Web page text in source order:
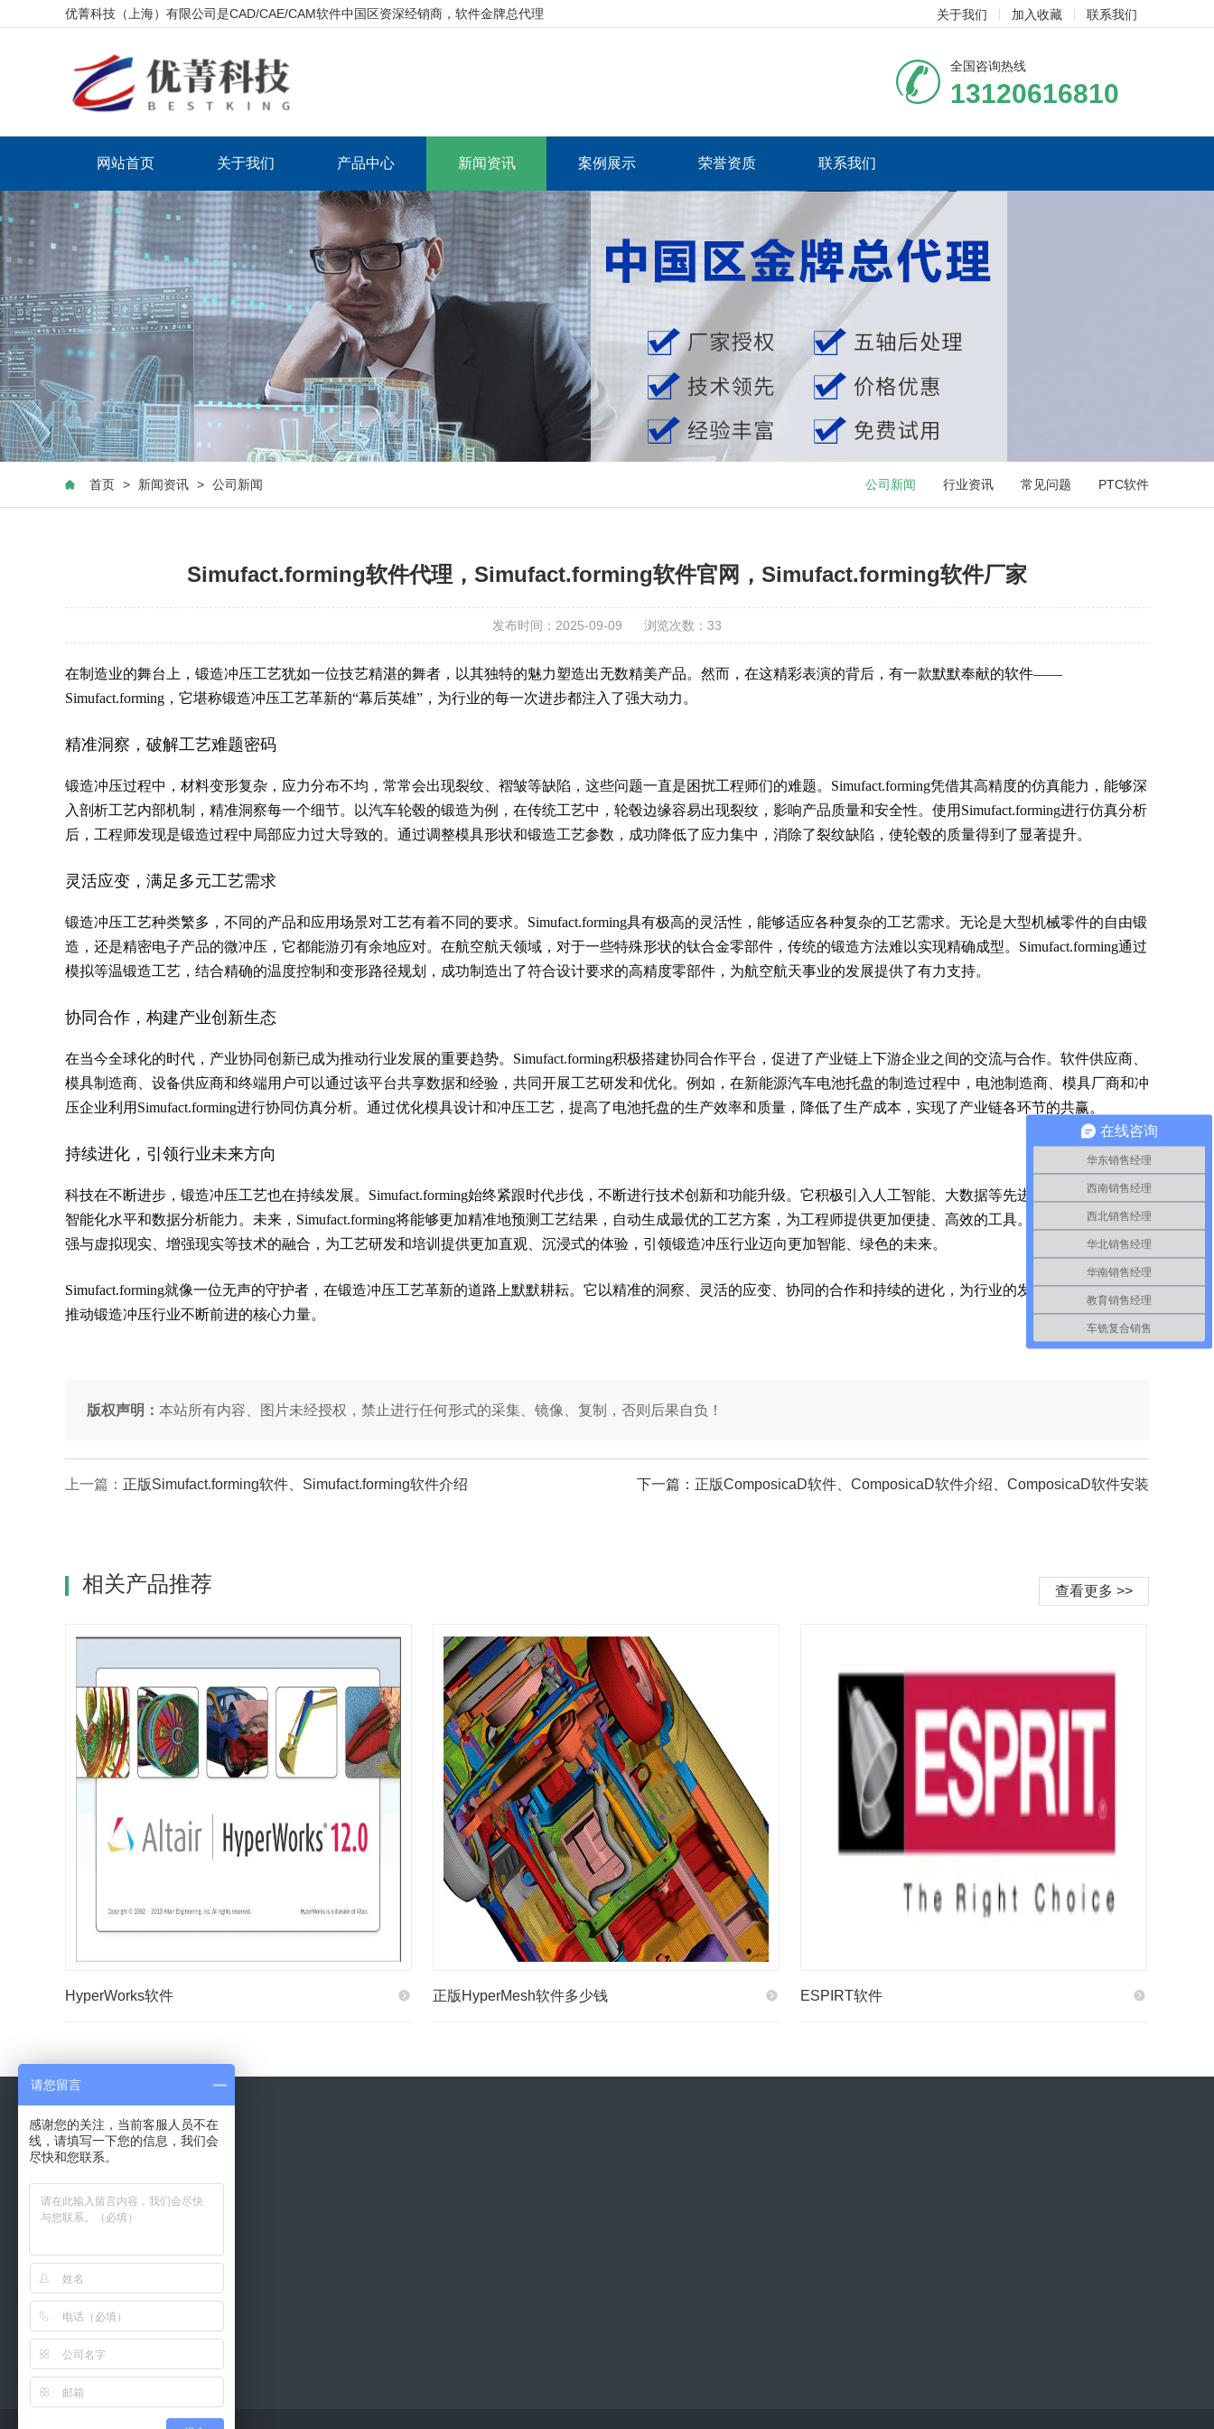
优菁科技（上海）有限公司是CAD/CAE/CAM软件中国区资深经销商，软件金牌总代理 关于我们 加入收藏 联系我们
全国咨询热线
13120616810
网站首页 关于我们 产品中心 新闻资讯 案例展示 荣誉资质 联系我们
首页 > 新闻资讯 > 公司新闻 公司新闻 行业资讯 常见问题 PTC软件
Simufact.forming软件代理，Simufact.forming软件官网，Simufact.forming软件厂家
发布时间：2025-09-09 浏览次数： 33
在制造业的舞台上，锻造冲压工艺犹如一位技艺精湛的舞者，以其独特的魅力塑造出无数精美产品。然而，在这精彩表演的背后，有一款默默奉献的软件——
Simufact.forming，它堪称锻造冲压工艺革新的“幕后英雄”，为行业的每一次进步都注入了强大动力。
精准洞察，破解工艺难题密码
锻造冲压过程中，材料变形复杂，应力分布不均，常常会出现裂纹、褶皱等缺陷，这些问题一直是困扰工程师们的难题。Simufact.forming凭借其高精度的仿真能力，能够深
入剖析工艺内部机制，精准洞察每一个细节。以汽车轮毂的锻造为例，在传统工艺中，轮毂边缘容易出现裂纹，影响产品质量和安全性。使用Simufact.forming进行仿真分析
后，工程师发现是锻造过程中局部应力过大导致的。通过调整模具形状和锻造工艺参数，成功降低了应力集中，消除了裂纹缺陷，使轮毂的质量得到了显著提升。
灵活应变，满足多元工艺需求
锻造冲压工艺种类繁多，不同的产品和应用场景对工艺有着不同的要求。Simufact.forming具有极高的灵活性，能够适应各种复杂的工艺需求。无论是大型机械零件的自由锻
造，还是精密电子产品的微冲压，它都能游刃有余地应对。在航空航天领域，对于一些特殊形状的钛合金零部件，传统的锻造方法难以实现精确成型。Simufact.forming通过
模拟等温锻造工艺，结合精确的温度控制和变形路径规划，成功制造出了符合设计要求的高精度零部件，为航空航天事业的发展提供了有力支持。
协同合作，构建产业创新生态
在当今全球化的时代，产业协同创新已成为推动行业发展的重要趋势。Simufact.forming积极搭建协同合作平台，促进了产业链上下游企业之间的交流与合作。软件供应商、
模具制造商、设备供应商和终端用户可以通过该平台共享数据和经验，共同开展工艺研发和优化。例如，在新能源汽车电池托盘的制造过程中，电池制造商、模具厂商和冲
压企业利用Simufact.forming进行协同仿真分析。通过优化模具设计和冲压工艺，提高了电池托盘的生产效率和质量，降低了生产成本，实现了产业链各环节的共赢。
持续进化，引领行业未来方向
科技在不断进步，锻造冲压工艺也在持续发展。Simufact.forming始终紧跟时代步伐，不断进行技术创新和功能升级。它积极引入人工智能、大数据等先进技术，提升仿真的
智能化水平和数据分析能力。未来，Simufact.forming将能够更加精准地预测工艺结果，自动生成最优的工艺方案，为工程师提供更加便捷、高效的工具。同时，软件还将加
强与虚拟现实、增强现实等技术的融合，为工艺研发和培训提供更加直观、沉浸式的体验，引领锻造冲压行业迈向更加智能、绿色的未来。
Simufact.forming就像一位无声的守护者，在锻造冲压工艺革新的道路上默默耕耘。它以精准的洞察、灵活的应变、协同的合作和持续的进化，为行业的发展保驾护航，成为
推动锻造冲压行业不断前进的核心力量。
版权声明： 本站所有内容、图片未经授权，禁止进行任何形式的采集、镜像、复制，否则后果自负！
上一篇： 正版Simufact.forming软件、Simufact.forming软件介绍 下一篇： 正版ComposicaD软件、ComposicaD软件介绍、ComposicaD软件安装
查看更多 >>
相关产品推荐
HyperWorks软件 正版HyperMesh软件多少钱 ESPIRT软件
邮箱：xubiao@bestking.cc
手机：13120616810
地址：上海市虹口区嘉兴路248号1层
在线咨询
华东销售经理
西南销售经理
西北销售经理
华北销售经理
华南销售经理
教育销售经理
车铣复合销售
请您留言
感谢您的关注，当前客服人员不在
线，请填写一下您的信息，我们会
尽快和您联系。